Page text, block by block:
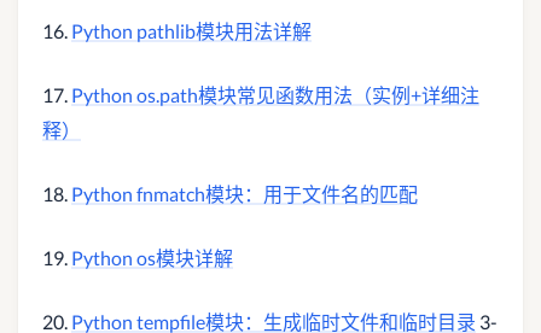
16. Python pathlib模块用法详解
17. Python os.path模块常见函数用法（实例+详细注
释）
18. Python fnmatch模块：用于文件名的匹配
19. Python os模块详解
20. Python tempfile模块：生成临时文件和临时目录 3-